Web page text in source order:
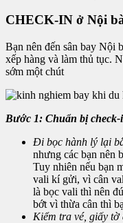
CHECK-IN ở Nội
Bạn nên đến sân bay Nội
xếp hàng và làm thủ tục.
sớm một chút
Bước 1: Chuẩn bị check-
Đi bọc hành lý lại
nhưng các bạn nên
Tuy nhiên nếu bạn
vali kí gửi, vì cân
là bọc vali thì nên
bớt vì thừa cân thì
Kiểm tra vé, giấy tờ